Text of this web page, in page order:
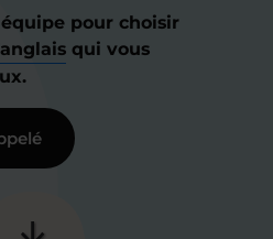
pour choisir
qui vous